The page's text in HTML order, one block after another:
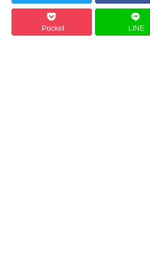
Pocket LINE